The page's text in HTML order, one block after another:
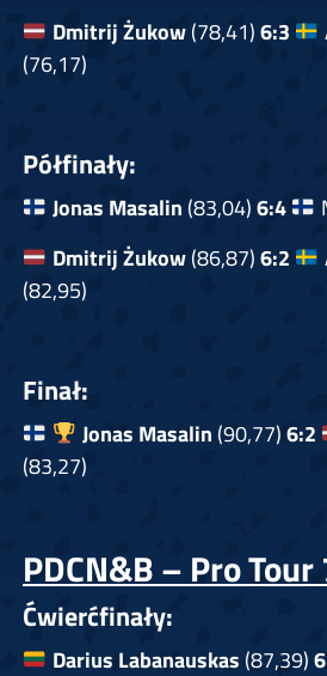
Dmitrij Żukow(78,41)6:3
(76,17)
Półfinały:
Jonas Masalin (83,04)6:4
Dmitrij Żukow(86,87)6:2
(82,95)
Finał:
Jonas Masalin (90,77)6:2
(83,27)
PDCN&B – Pro
Ćwierćfinały:
Darius Labanauskas (87,39)